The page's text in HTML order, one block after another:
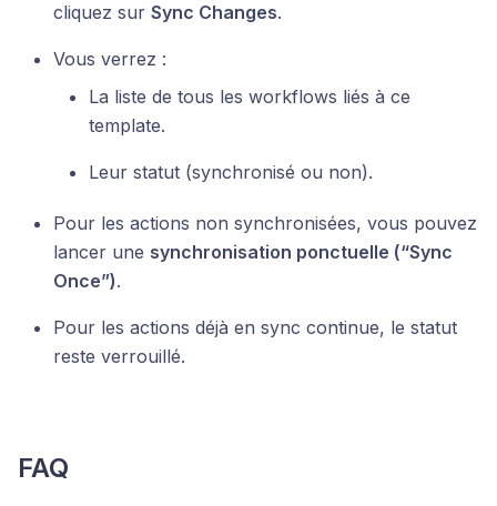
cliquez sur Sync Changes.
Vous verrez :
La liste de tous les workflows liés à ce
template.
Leur statut (synchronisé ou non).
Pour les actions non synchronisées, vous pouvez
lancer une synchronisation ponctuelle (“Sync
Once”).
Pour les actions déjà en sync continue, le statut
reste verrouillé.
FAQ